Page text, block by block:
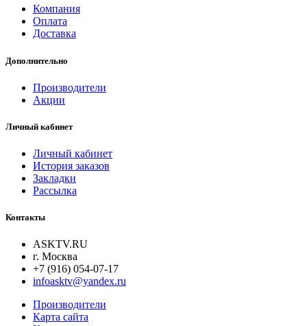
Компания
Оплата
Доставка
Дополнительно
Производители
Акции
Личный кабинет
Личный кабинет
История заказов
Закладки
Рассылка
Контакты
ASKTV.RU
г. Москва
+7 (916) 054-07-17
infoasktv@yandex.ru
Производители
Карта сайта